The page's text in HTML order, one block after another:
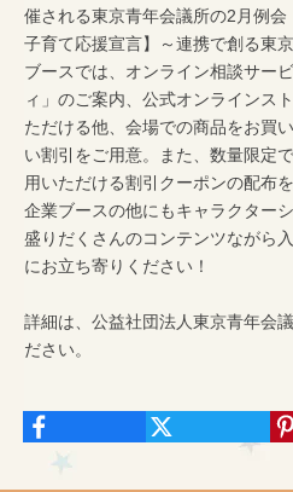
催される東京青年会議所の2月例
子育て応援宣言】～連携で創る東
ブースでは、 オンライン相談サー
ィ 」のご案内、 公式オンラインス
ただける他、会場での商品をお買
い割引をご用意。また、数量限定
用いただける割引クーポンの配布
企業ブースの他にもキャラクター
盛りだくさんのコンテンツながら
にお立ち寄りください！
詳細は、公益社団法人東京青年会
ださい。